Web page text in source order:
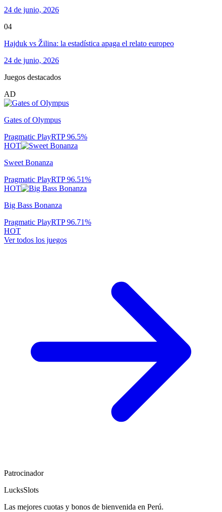
24 de junio, 2026
04
Hajduk vs Žilina: la estadística apaga el relato europeo
24 de junio, 2026
Juegos destacados
AD
Gates of Olympus
Pragmatic PlayRTP96.5%
HOT
Sweet Bonanza
Pragmatic PlayRTP96.51%
HOT
Big Bass Bonanza
Pragmatic PlayRTP96.71%
HOT
Ver todos los juegos
Patrocinador
LucksSlots
Las mejores cuotas y bonos de bienvenida en Perú.